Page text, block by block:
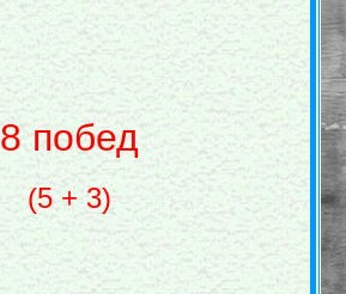
8 побед
(5 + 3)